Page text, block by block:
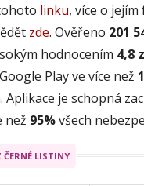
linku, více o
zde. Ověřeno 201
hodnocením 4,8
Play ve více než
Aplikace je schopná
než 95%všech
LISTINY